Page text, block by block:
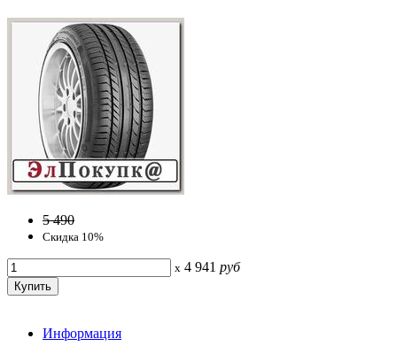
5 490
Скидка 10%
x 4 941 руб
Информация